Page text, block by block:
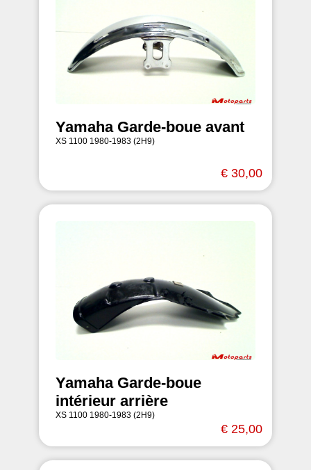
Yamaha Garde-boue avant
XS 1100 1980-1983 (2H9)
€ 30,00
Yamaha Garde-boue
intérieur arrière
XS 1100 1980-1983 (2H9)
€ 25,00